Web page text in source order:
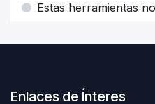
Estas herramientas
Enlaces de Ínteres